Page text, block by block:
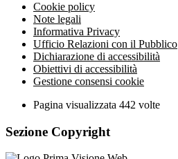
Cookie policy
Note legali
Informativa Privacy
Ufficio Relazioni con il Pubblico
Dichiarazione di accessibilità
Obiettivi di accessibilità
Gestione consensi cookie
Pagina visualizzata 442 volte
Sezione Copyright